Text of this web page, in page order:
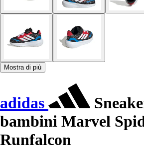
Mostra di più
adidas
bambini Marvel
Runfalcon